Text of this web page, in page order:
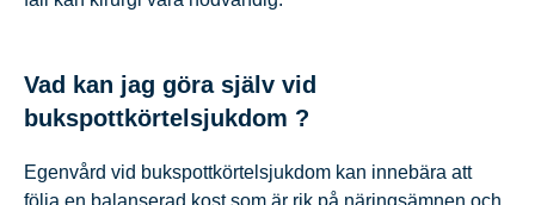
Vad kan jag göra själv vid
bukspottkörtelsjukdom ?
Egenvård vid bukspottkörtelsjukdom kan innebära att
följa en balanserad kost som är rik på näringsämnen och